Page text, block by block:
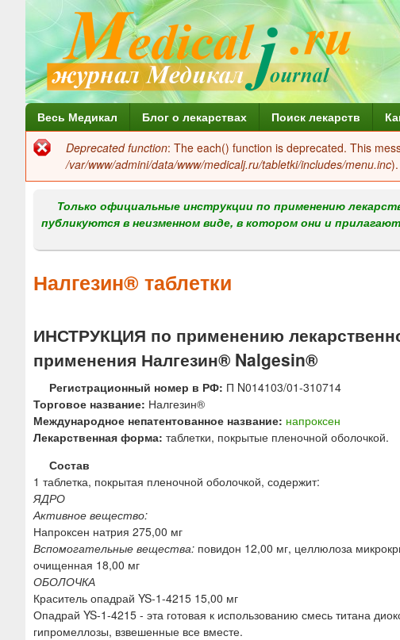
Г
л
н
м
н
ю
Весь Медикал Блог о лекарствах Поиск лекарств
Сообщение
об
ошибке
Deprecated function: The each() function is deprecated. This
/var/www/admini/data/www/medicalj.ru/tabletki/includes/menu.inc).
Только официальные инструкции по применению
публикуются в неизменном виде, в котором они и
Налгезин® таблетки
ИНСТРУКЦИЯ по применению
применения Налгезин® Nalgesin®
Регистрационный номер в РФ: П N014103/01-310714
Торговое название: Налгезин®
Международное непатентованное название: напроксен
Лекарственная форма: таблетки, покрытые пленочной оболочкой.
Состав
1 таблетка, покрытая пленочной оболочкой, содержит:
ЯДРО
Активное вещество:
Напроксен натрия 275,00 мг
Вспомогательные вещества: повидон 12,00 мг, целлюлоза
очищенная 18,00 мг
ОБОЛОЧКА
Краситель опадрай YS-1-4215 15,00 мг
Опадрай YS-1-4215 - эта готовая к использованию смесь титана
гипромеллозы, взвешенные все вместе.